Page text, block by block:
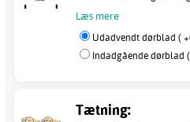
Læs mere
Udadvendt dørblad (
Indadgående dørblad (
Tætning: